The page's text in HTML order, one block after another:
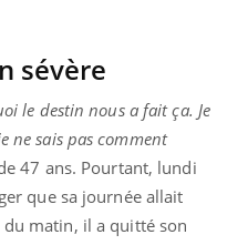
sévère
le destin nous a fait ça. Je
ne sais pas comment
47 ans. Pourtant, lundi
que sa journée allait
matin, il a quitté son